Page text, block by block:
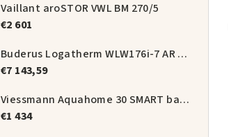
Vaillant aroSTOR VWL BM 270/5
€2 601
Buderus Logatherm WLW176i-7 AR E set
€7 143,59
Viessmann Aquahome 30 SMART balíková zostava
€1 434